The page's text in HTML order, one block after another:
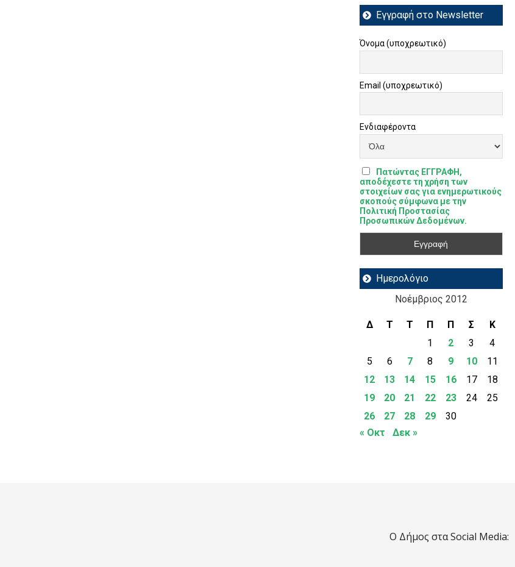
Εγγραφή στο Newsletter
Όνομα (υποχρεωτικό)
Email (υποχρεωτικό)
Ενδιαφέροντα
Πατώντας ΕΓΓΡΑΦΗ,
αποδέχεστε τη χρήση των
στοιχείων σας για ενημερωτικούς
σκοπούς σύμφωνα με την
Πολιτική Προστασίας
Προσωπικών Δεδομένων.
Ημερολόγιο
Νοέμβριος 2012
Δ Τ Τ Π Π Σ
Κ
1
2 3
4
5
6 7 8 9 10
11
12
13 14 15 16 17
18
19
20 21 22 23 24
25
26
27 28 29
30
« Οκτ
Δεκ »
Ο Δήμος στα Social Media: